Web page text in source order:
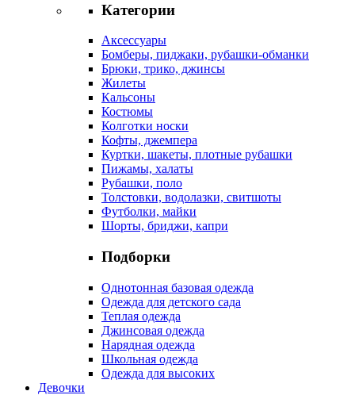
Категории
Аксессуары
Бомберы, пиджаки, рубашки-обманки
Брюки, трико, джинсы
Жилеты
Кальсоны
Костюмы
Колготки носки
Кофты, джемпера
Куртки, шакеты, плотные рубашки
Пижамы, халаты
Рубашки, поло
Толстовки, водолазки, свитшоты
Футболки, майки
Шорты, бриджи, капри
Подборки
Однотонная базовая одежда
Одежда для детского сада
Теплая одежда
Джинсовая одежда
Нарядная одежда
Школьная одежда
Одежда для высоких
Девочки